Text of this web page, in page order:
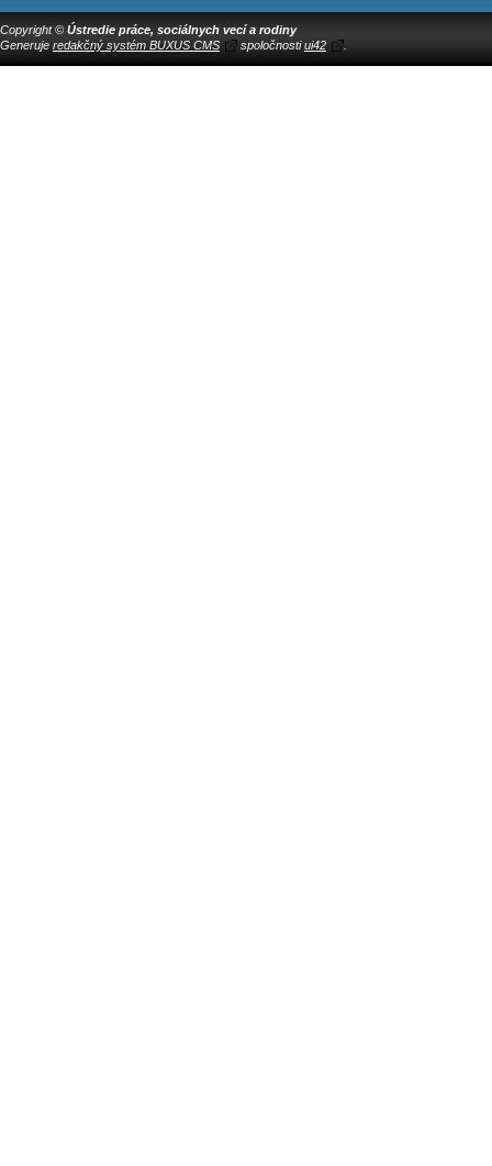
Copyright © Ústredie práce, sociálnych vecí a rodiny
Generuje redakčný systém BUXUS CMS spoločnostiui42